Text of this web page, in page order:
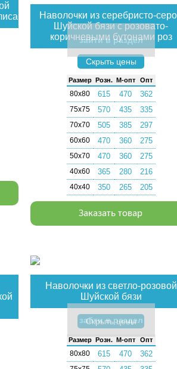
Наволочки из серебристо-
Шуйской бязи с розовато-
коричневыми бутонами роз
зайти в раздел
Скрыть цены
Раз­мер Розн. М-опт Опт
80х80 615 470 362
75х75 570 435 335
70х70 505 385 297
60х60 470 360 275
50х70 470 360 275
40х60 365 280 216
40х40 350 265 205
Заказать товар
Наволочки из светло-розовой
Шуйской бязи
зайти в раздел
Скрыть цены
Раз­мер Розн. М-опт Опт
80х80 615 470 362